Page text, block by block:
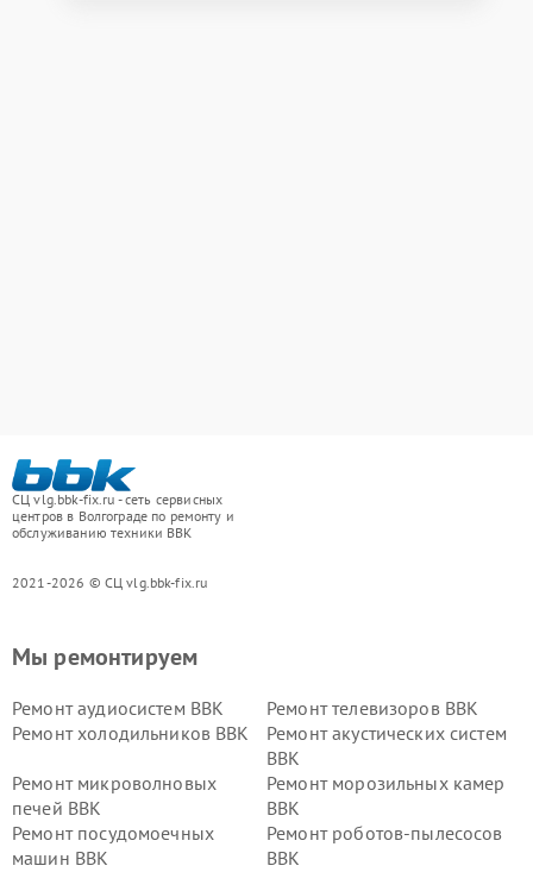
СЦ vlg.bbk-fix.ru - сеть сервисных
центров в Волгограде по ремонту и
обслуживанию техники BBK
2021-2026 © СЦ vlg.bbk-fix.ru
Мы ремонтируем
Ремонт аудиосистем BBK
Ремонт телевизоров BBK
Ремонт холодильников BBK
Ремонт акустических систем
BBK
Ремонт микроволновых
печей BBK
Ремонт морозильных камер
BBK
Ремонт посудомоечных
машин BBK
Ремонт роботов-пылесосов
BBK